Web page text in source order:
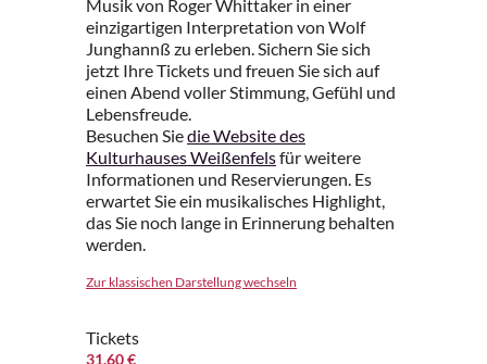
Musik von Roger Whittaker in einer
einzigartigen Interpretation von Wolf
Junghannß zu erleben. Sichern Sie sich
jetzt Ihre Tickets und freuen Sie sich auf
einen Abend voller Stimmung, Gefühl und
Lebensfreude.
Besuchen Siedie Website des
Kulturhauses Weißenfelsfür weitere
Informationen und Reservierungen. Es
erwartet Sie ein musikalisches Highlight,
das Sie noch lange in Erinnerung behalten
werden.
Zur klassischen Darstellung wechseln
Tickets
31.60 €